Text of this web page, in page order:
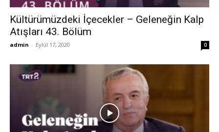
Kültürümüzdeki İçecekler – Geleneğin Kalp
Atışları 43. Bölüm
admin - Eylül 17, 2020 0